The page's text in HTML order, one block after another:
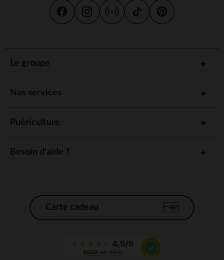
Le groupe
Nos services
Puériculture
Besoin d'aide ?
Carte cadeau